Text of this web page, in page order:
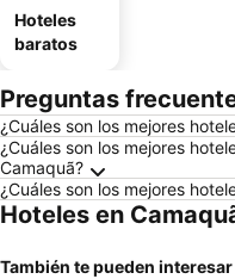
Hoteles
baratos
Preguntas
¿Cuáles son los mejores
¿Cuáles son los mejores
Camaquã?
¿Cuáles son los mejores
Hoteles en
También te pueden